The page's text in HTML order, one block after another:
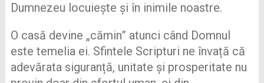
Dumnezeu locuiește și în inimile noastre.
O casă devine „cămin” atunci când Domnul
este temelia ei. Sfintele Scripturi ne învață că
adevărata siguranță, unitate și prosperitate nu